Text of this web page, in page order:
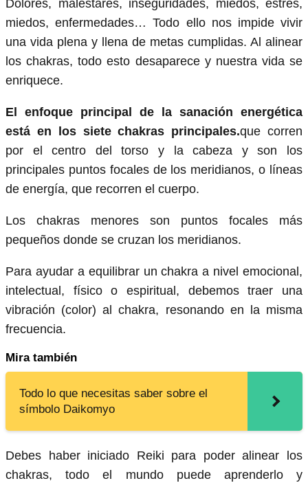
Dolores, malestares, inseguridades, miedos, estrés,
miedos, enfermedades… Todo ello nos impide vivir
una vida plena y llena de metas cumplidas. Al alinear
los chakras, todo esto desaparece y nuestra vida se
enriquece.
El enfoque principal de la sanación energética
está en los siete chakras principales.que corren
por el centro del torso y la cabeza y son los
principales puntos focales de los meridianos, o líneas
de energía, que recorren el cuerpo.
Los chakras menores son puntos focales más
pequeños donde se cruzan los meridianos.
Para ayudar a equilibrar un chakra a nivel emocional,
intelectual, físico o espiritual, debemos traer una
vibración (color) al chakra, resonando en la misma
frecuencia.
Mira también
Todo lo que necesitas saber sobre el
símbolo Daikomyo
Debes haber iniciado Reiki para poder alinear los
chakras, todo el mundo puede aprenderlo y